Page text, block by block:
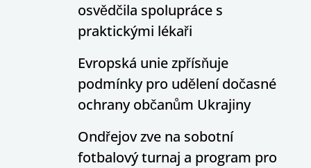
osvědčila spolupráce s
praktickými lékaři
Evropská unie zpřísňuje
podmínky pro udělení dočasné
ochrany občanům Ukrajiny
Ondřejov zve na sobotní
fotbalový turnaj a program pro